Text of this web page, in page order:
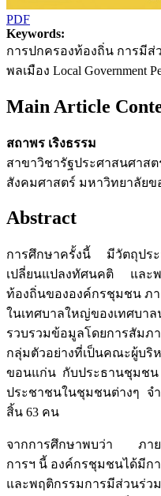
PDF
Keywords:
การปกครองท้องถิ่น การมี
พลเมือง Local Government
Main Article
สถาพร เริงธรรม
สาขาวิชารัฐประศาสนศาส
สังคมศาสตร์ มหาวิทยาลัย
Abstract
การศึกษาครั้งนี้ มีวัตถุปร
เปลี่ยนแปลงทัศนคติ และพ
ท้องถิ่นขององค์กรชุมชน ภา
ในเทศบาลใหญ่ของเทศบ
รวบรวมข้อมูลโดยการสัม
กลุ่มตัวอย่างที่เป็นคณะผู้บริ
ขอนแก่น กับประธานชุมช
ประชาชนในชุมชนต่างๆ จ
สิ้น 63 คน
จากการศึกษาพบว่า ภายห
การฯ นี้ องค์กรชุมชนได้มีก
และพฤติกรรมการมีส่วนร่